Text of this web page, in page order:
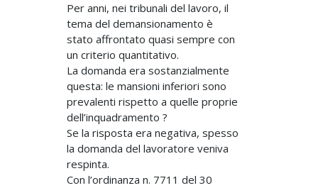
Per anni, nei tribunali del lavoro, il
tema del demansionamento è
stato affrontato quasi sempre con
un criterio quantitativo.
La domanda era sostanzialmente
questa: le mansioni inferiori sono
prevalenti rispetto a quelle proprie
dell’inquadramento ?
Se la risposta era negativa, spesso
la domanda del lavoratore veniva
respinta.
Con l’ordinanza n. 7711 del 30